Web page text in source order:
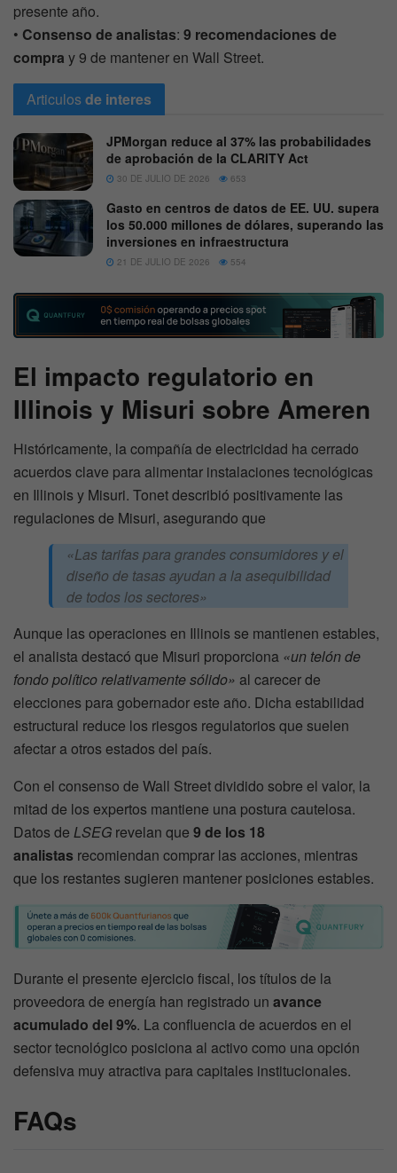
presente año.
• Consenso de analistas: 9 recomendaciones de
compra y 9 de mantener en Wall Street.
Articulosde interes
JPMorgan reduce al 37% las probabilidades
de aprobación de la CLARITY Act
30 DE JULIO DE 2026 653
Gasto en centros de datos de EE. UU. supera
los 50.000 millones de dólares, superando las
inversiones en infraestructura
21 DE JULIO DE 2026 554
El impacto regulatorio en
Illinois y Misuri sobre Ameren
Históricamente, la compañía de electricidad ha cerrado
acuerdos clave para alimentar instalaciones tecnológicas
en Illinois y Misuri. Tonet describió positivamente las
regulaciones de Misuri, asegurando que
«Las tarifas para grandes consumidores y el
diseño de tasas ayudan a la asequibilidad
de todos los sectores»
Aunque las operaciones en Illinois se mantienen estables,
el analista destacó que Misuri proporciona «un telón de
fondo político relativamente sólido» al carecer de
elecciones para gobernador este año. Dicha estabilidad
estructural reduce los riesgos regulatorios que suelen
afectar a otros estados del país.
Con el consenso de Wall Street dividido sobre el valor, la
mitad de los expertos mantiene una postura cautelosa.
Datos de LSEG revelan que 9 de los 18
analistas recomiendan comprar las acciones, mientras
que los restantes sugieren mantener posiciones estables.
Durante el presente ejercicio fiscal, los títulos de la
proveedora de energía han registrado un avance
acumulado del 9%. La confluencia de acuerdos en el
sector tecnológico posiciona al activo como una opción
defensiva muy atractiva para capitales institucionales.
FAQs